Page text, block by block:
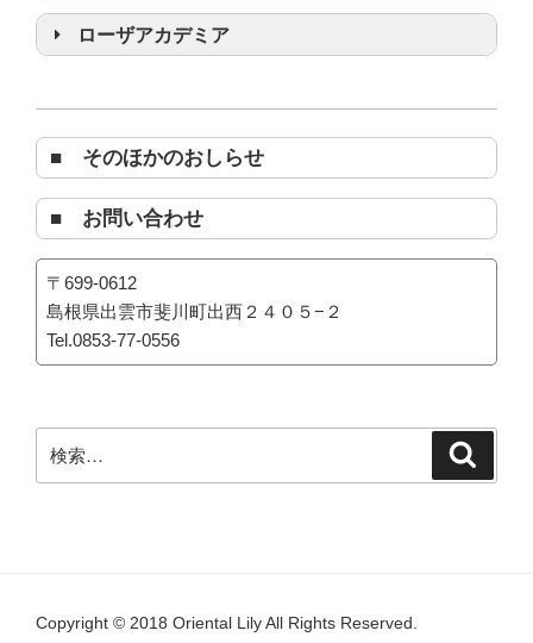
浄化グッズ
ローザアカデミア
■ そのほかのおしらせ
■ お問い合わせ
〒699-0612
島根県出雲市斐川町出西２４０５−２
Tel.0853-77-0556
索:
Copyright © 2018 Oriental Lily All Rights Reserved.